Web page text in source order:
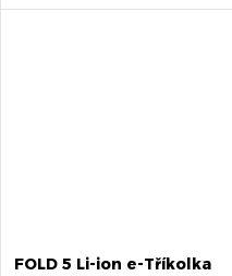
vylepšeným sedadlem...
FOLD 5 Li-ion e-Tříkolka